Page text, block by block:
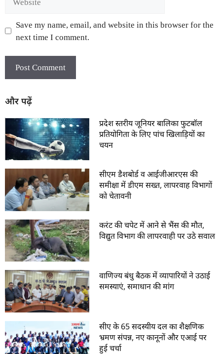
Save my name, email, and website in this browser for the
next time I comment.
और पढ़ें
प्रदेश स्तरीय जूनियर बालिका फुटबॉल
प्रतियोगिता के लिए पांच खिलाड़ियों का
चयन
सीएम डैशबोर्ड व आईजीआरएस की
समीक्षा में डीएम सख्त, लापरवाह विभागों
को चेतावनी
करंट की चपेट में आने से भैंस की मौत,
विद्युत विभाग की लापरवाही पर उठे सवाल
वाणिज्य बंधु बैठक में व्यापारियों ने उठाई
समस्याएं, समाधान की मांग
सीए के 65 सदस्यीय दल का शैक्षणिक
भ्रमण संपन्न, नए कानूनों और एआई पर
हुई चर्चा